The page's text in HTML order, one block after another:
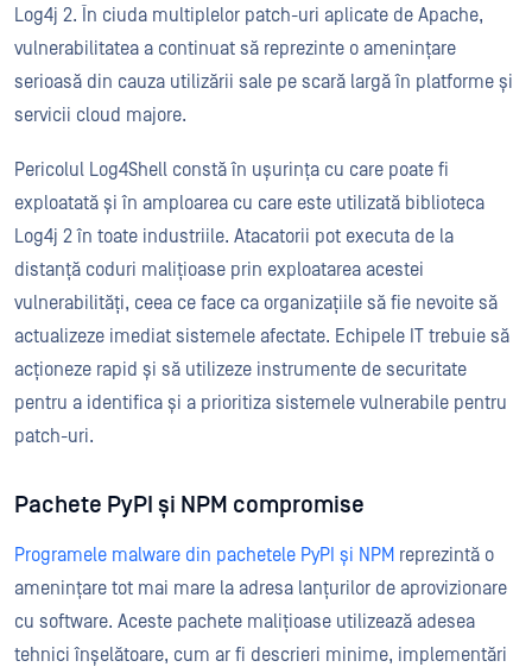
Log4j 2. În ciuda multiplelor patch-uri aplicate de Apache,
vulnerabilitatea a continuat să reprezinte o amenințare
serioasă din cauza utilizării sale pe scară largă în platforme și
servicii cloud majore.
Pericolul Log4Shell constă în ușurința cu care poate fi
exploatată și în amploarea cu care este utilizată biblioteca
Log4j 2 în toate industriile. Atacatorii pot executa de la
distanță coduri malițioase prin exploatarea acestei
vulnerabilități, ceea ce face ca organizațiile să fie nevoite să
actualizeze imediat sistemele afectate. Echipele IT trebuie să
acționeze rapid și să utilizeze instrumente de securitate
pentru a identifica și a prioritiza sistemele vulnerabile pentru
patch-uri.
Pachete PyPI și NPM compromise
Programele malware din pachetele PyPI și NPM reprezintă o
amenințare tot mai mare la adresa lanțurilor de aprovizionare
cu software. Aceste pachete malițioase utilizează adesea
tehnici înșelătoare, cum ar fi descrieri minime, implementări